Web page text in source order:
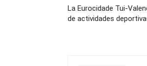
La Eurocidade Tui-
de actividades